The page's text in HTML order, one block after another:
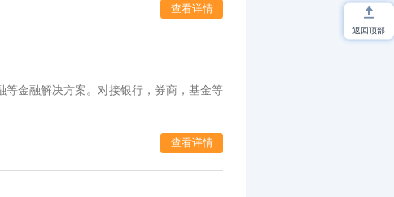
查看详情
金融解决方案。对接银行，券商，基金等
查看详情
返回顶部